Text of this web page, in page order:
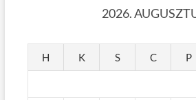
2026.
H K S C P